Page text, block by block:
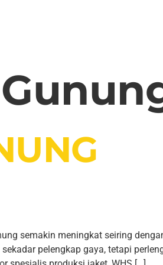
semakin meningkat seiring
pelengkap gaya, tetapi